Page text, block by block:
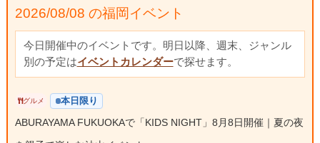
2026/08/08 の福岡イベント
今日開催中のイベントです。明日以降、週末、ジャンル
別の予定はイベントカレンダーで探せます。
グルメ 本日限り
ABURAYAMA FUKUOKAで「KIDS NIGHT」8月8日開催｜夏の夜